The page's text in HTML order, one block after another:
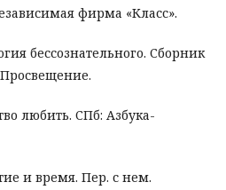
фирма «Класс».
бессознательного. Сборник
любить. СПб: Азбука-
и время. Пер. с нем.